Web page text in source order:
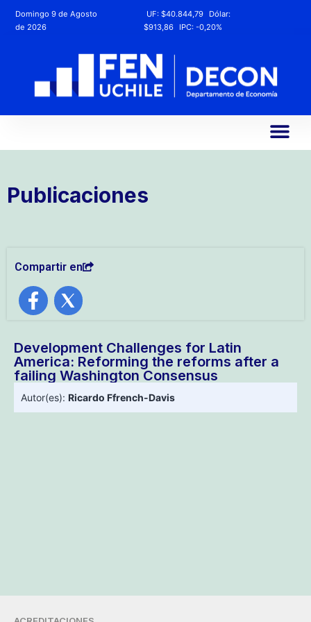
Domingo 9 de Agosto
de 2026
UF:$40.844,79
Dólar:
$913,86
IPC:-0,20%
Publicaciones
Compartir en
Development Challenges for Latin
America: Reforming the reforms after a
failing Washington Consensus
Autor(es): Ricardo Ffrench-Davis